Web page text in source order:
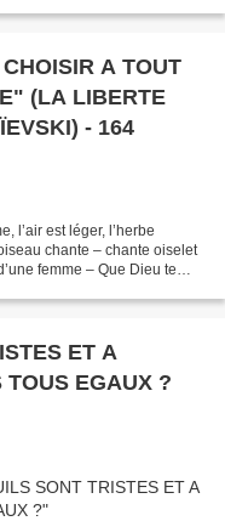
A TOUT
(LA LIBERTE
- 164
l’air est léger, l’herbe
chante – chante oiselet
femme – Que Dieu te
ET A
TOUS EGAUX ?